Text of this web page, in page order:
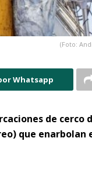
(Foto:
Whatsapp
de cerco
que enarbolan